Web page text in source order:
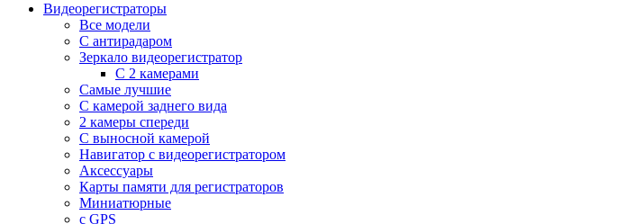
Видеорегистраторы
Все модели
C антирадаром
Зеркало видеорегистратор
С 2 камерами
Самые лучшие
С камерой заднего вида
2 камеры спереди
С выносной камерой
Навигатор с видеорегистратором
Аксессуары
Карты памяти для регистраторов
Миниатюрные
с GPS